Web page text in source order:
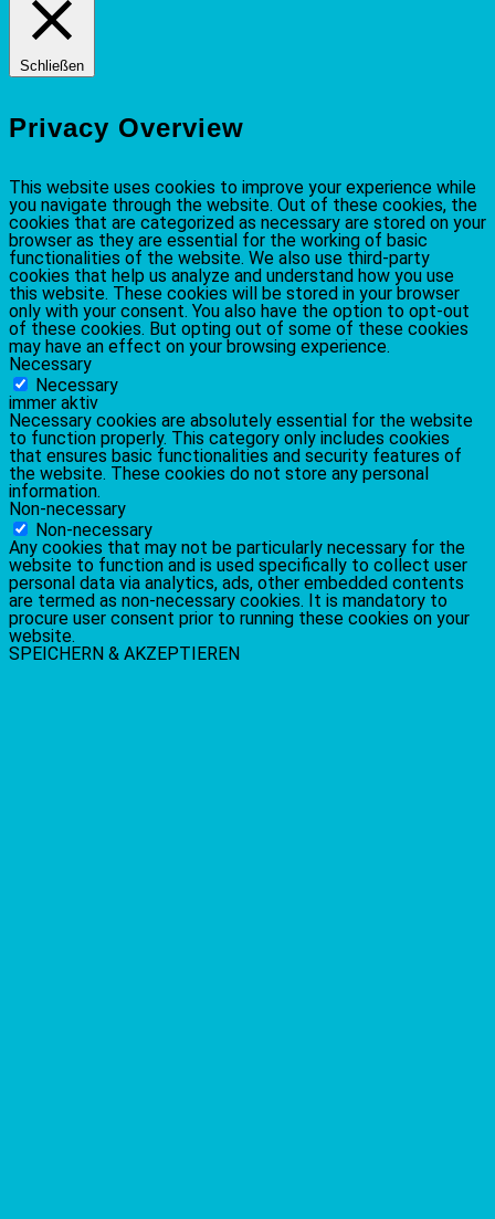
Schließen
Privacy Overview
This website uses cookies to improve your experience while
you navigate through the website. Out of these cookies, the
cookies that are categorized as necessary are stored on your
browser as they are essential for the working of basic
functionalities of the website. We also use third-party
cookies that help us analyze and understand how you use
this website. These cookies will be stored in your browser
only with your consent. You also have the option to opt-out
of these cookies. But opting out of some of these cookies
may have an effect on your browsing experience.
Necessary
Necessary
immer aktiv
Necessary cookies are absolutely essential for the website
to function properly. This category only includes cookies
that ensures basic functionalities and security features of
the website. These cookies do not store any personal
information.
Non-necessary
Non-necessary
Any cookies that may not be particularly necessary for the
website to function and is used specifically to collect user
personal data via analytics, ads, other embedded contents
are termed as non-necessary cookies. It is mandatory to
procure user consent prior to running these cookies on your
website.
SPEICHERN & AKZEPTIEREN